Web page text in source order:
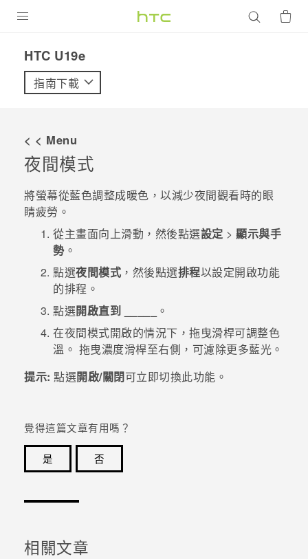
VIVE
配件
優惠專區
焦點訊息
校園專案
企業採購
銷售門市
銷售通路
支援服務
VIVELAND
HTC U19e‎
指南下載
< < Menu
夜間模式
將螢幕從藍色調整成暖色，以減少夜間觀看時的眼
睛疲勞。
從主畫面向上滑動，然後點選設定 > 顯示與手
勢。
點選夜間模式 ，然後點選排程以設定開啟功能
的排程。
點選開啟直到 _____
。
在夜間模式開啟的情況下，拖曳滑桿可調整色
溫。 拖曳濃度滑桿至右側，可濾除更多藍光。
提示: 點選開啟/關閉可立即切換此功能。
覺得這篇文章有用嗎？
是
否
相關文章